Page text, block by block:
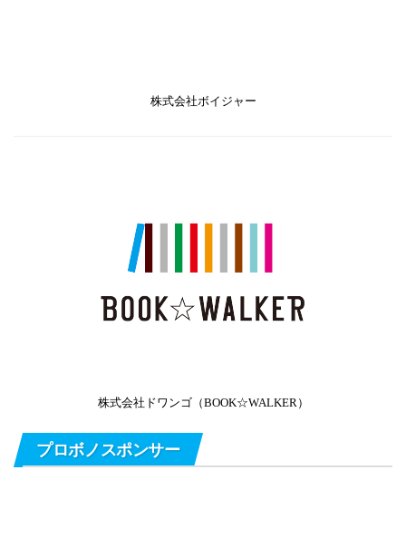
株式会社ボイジャー
株式会社ドワンゴ（BOOK☆WALKER）
プロボノスポンサー